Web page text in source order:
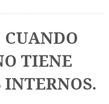
TIENE